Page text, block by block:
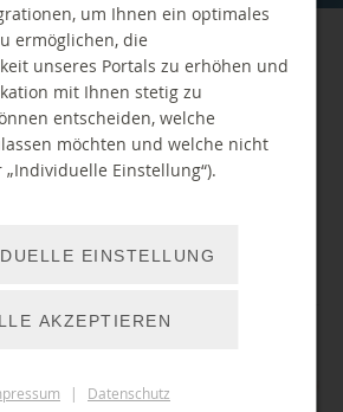
im TIETZ" (central library)
10:00 am – 07:00 pm
02:00 pm – 06:00 pm (no advisory service)
10:00 am – 06:00 pm (no advisory service)
the library in your
um Ihnen ein optimales
ermöglichen, die
unseres Portals zu erhöhen und
mit Ihnen stetig zu
entscheiden, welche
möchten und welche nicht
Einstellung“).
EINSTELLUNG
AKZEPTIEREN
| Datenschutz